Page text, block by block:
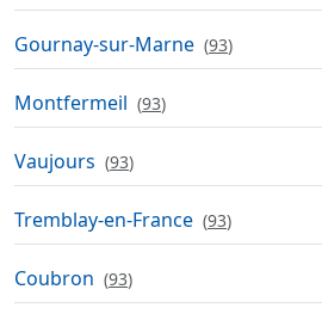
Gournay-sur-Marne (93)
Montfermeil (93)
Vaujours (93)
Tremblay-en-France (93)
Coubron (93)